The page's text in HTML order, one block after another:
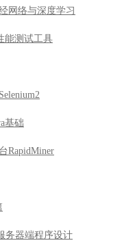
RapidMiner
务器端程序设计
实战
展的“核”动力